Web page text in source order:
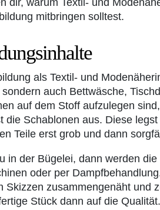
dir, warum Textil- und
mitbringen solltest.
als Textil- und
auch Bettwäsche,
auf dem Stoff aufzulegen
die Schablonen aus. Diese
Teile erst grob und dann
in der Bügelei, dann werden
oder per
Skizzen zusammengenäht und
Stück dann auf die